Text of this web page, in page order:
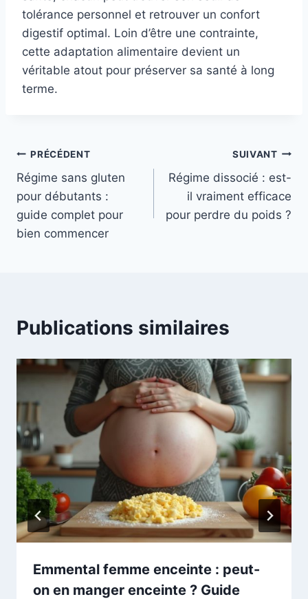
tolérance personnel et retrouver un confort
digestif optimal. Loin d’être une contrainte,
cette adaptation alimentaire devient un
véritable atout pour préserver sa santé à long
terme.
Navigation
de
l’article
PRÉCÉDENT
Régime sans gluten
pour débutants :
guide complet pour
bien commencer
SUIVANT
Régime dissocié : est-
il vraiment efficace
pour perdre du poids ?
Publications similaires
Emmental femme enceinte : peut-
on en manger enceinte ? Guide